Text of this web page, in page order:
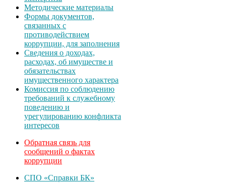
Методические материалы
Формы документов,
связанных с
противодействием
коррупции, для заполнения
Сведения о доходах,
расходах, об имуществе и
обязательствах
имущественного характера
Комиссия по соблюдению
требований к служебному
поведению и
урегулированию конфликта
интересов
Обратная связь для
сообщений о фактах
коррупции
СПО «Справки БК»